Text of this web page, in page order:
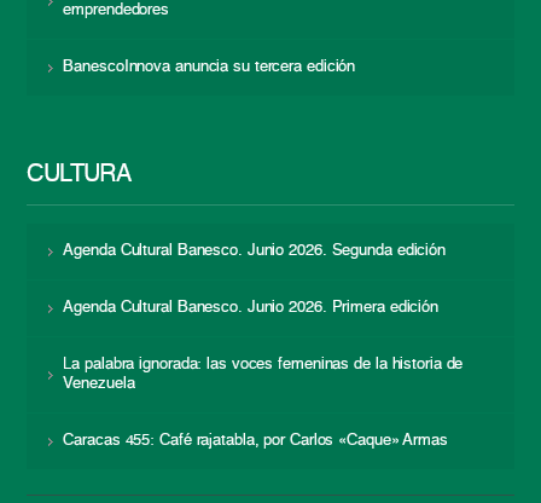
emprendedores
BanescoInnova anuncia su tercera edición
CULTURA
Agenda Cultural Banesco. Junio 2026. Segunda edición
Agenda Cultural Banesco. Junio 2026. Primera edición
La palabra ignorada: las voces femeninas de la historia de
Venezuela
Caracas 455: Café rajatabla, por Carlos «Caque» Armas